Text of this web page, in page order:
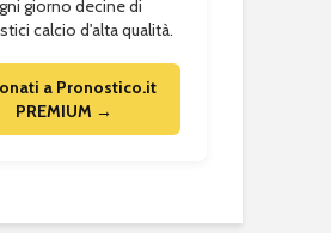
giorno decine di
calcio d'alta qualità.
a Pronostico.it
PREMIUM →